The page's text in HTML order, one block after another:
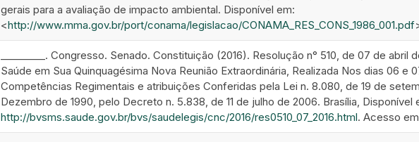
gerais para a avaliação de impacto ambiental. Disponível em:
<http://www.mma.gov.br/port/conama/legislacao/CONAMA_RES_CONS_1986_001.pdf
_________. Congresso. Senado. Constituição (2016). Resolução n° 510, de 07 de
Saúde em Sua Quinquagésima Nova Reunião Extraordinária, Realizada Nos dias 06 e
Competências Regimentais e atribuições Conferidas pela Lei n. 8.080, de 19 de
Dezembro de 1990, pelo Decreto n. 5.838, de 11 de julho de 2006. Brasília, Disponível
http://bvsms.saude.gov.br/bvs/saudelegis/cnc/2016/res0510_07_2016.html. Acesso